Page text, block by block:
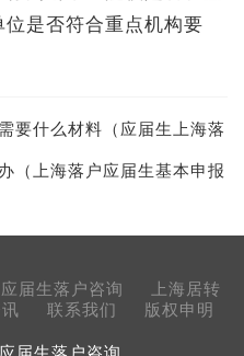
是否符合重点机构要
要什么材料（应届生上海落
（上海落户应届生基本申报
应届生落户咨询
上海居转
联系我们 版权申明